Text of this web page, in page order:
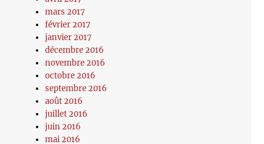
mars 2017
février 2017
janvier 2017
décembre 2016
novembre 2016
octobre 2016
septembre 2016
août 2016
juillet 2016
juin 2016
mai 2016